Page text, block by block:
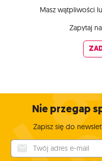
Masz wątpliwości
Zapytaj
Nie przegap
Zapisz się do